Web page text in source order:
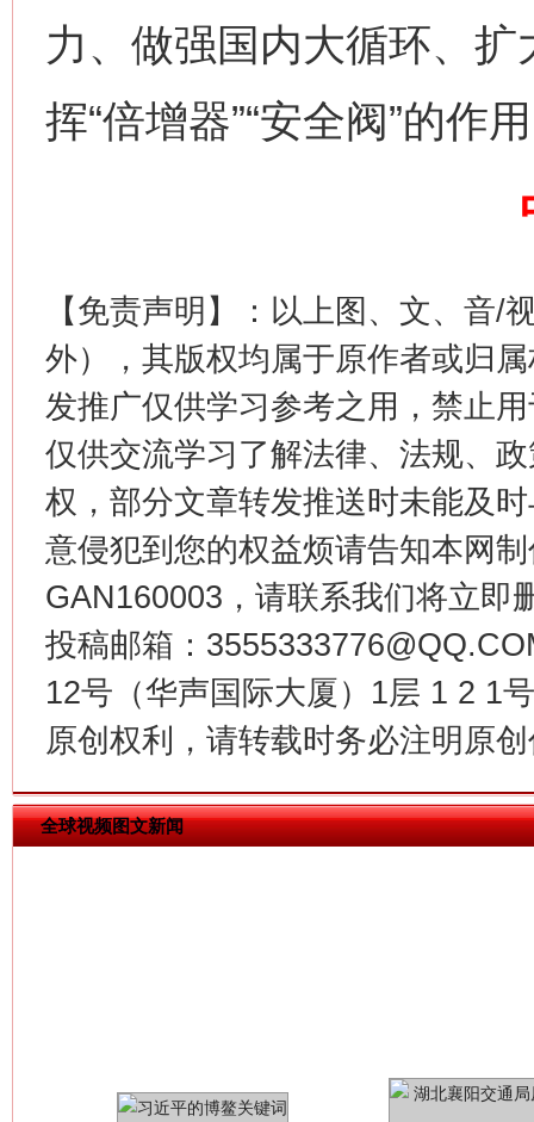
力、做强国内大循环、
挥“倍增器”“安全阀”的作
【免责声明】：以上图、文、音/
外），其版权均属于原作者或归
发推广仅供学习参考之用，禁止
仅供交流学习了解法律、法规、
权，部分文章转发推送时未能及
意侵犯到您的权益烦请告知本网
GAN160003，请联系我们将立即
投稿邮箱：
12号（华声国际大厦）1层 1 2 1
原创权利，请转载时务必注明原
全球视频图文新闻
网上购药对药下症？
这是一记警钟！ 谢
在谋一域中谋全局
今